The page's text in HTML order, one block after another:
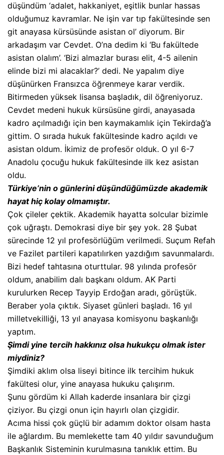
düşündüm ‘adalet, hakkaniyet, eşitlik bunlar hassas
olduğumuz kavramlar. Ne işin var tıp fakültesinde sen
git anayasa kürsüsünde asistan ol’ diyorum. Bir
arkadaşım var Cevdet. O’na dedim ki ‘Bu fakültede
asistan olalım’. ‘Bizi almazlar burası elit, 4-5 ailenin
elinde bizi mi alacaklar?’ dedi. Ne yapalım diye
düşünürken Fransızca öğrenmeye karar verdik.
Bitirmeden yüksek lisansa başladık, dil öğreniyoruz.
Cevdet medeni hukuk kürsüsüne girdi, anayasada
kadro açılmadığı için ben kaymakamlık için Tekirdağ’a
gittim. O sırada hukuk fakültesinde kadro açıldı ve
asistan oldum. İkimiz de profesör olduk. O yıl 6-7
Anadolu çocuğu hukuk fakültesinde ilk kez asistan
oldu.
Türkiye’nin o günlerini düşündüğümüzde akademik
hayat hiç kolay olmamıştır.
Çok çileler çektik. Akademik hayatta solcular bizimle
çok uğraştı. Demokrasi diye bir şey yok. 28 Şubat
sürecinde 12 yıl profesörlüğüm verilmedi. Suçum Refah
ve Fazilet partileri kapatılırken yazdığım savunmalardı.
Bizi hedef tahtasına oturttular. 98 yılında profesör
oldum, anabilim dalı başkanı oldum. AK Parti
kurulurken Recep Tayyip Erdoğan aradı, görüştük.
Beraber yola çıktık. Siyaset günleri başladı. 16 yıl
milletvekilliği, 13 yıl anayasa komisyonu başkanlığı
yaptım.
Şimdi yine tercih hakkınız olsa hukukçu olmak ister
miydiniz?
Şimdiki aklım olsa liseyi bitince ilk tercihim hukuk
fakültesi olur, yine anayasa hukuku çalışırım.
Şunu gördüm ki Allah kaderde insanlara bir çizgi
çiziyor. Bu çizgi onun için hayırlı olan çizgidir.
Acıma hissi çok güçlü bir adamım doktor olsam hasta
ile ağlardım. Bu memlekette tam 40 yıldır savunduğum
Başkanlık Sisteminin kurulmasına tanıklık ettim. Bu